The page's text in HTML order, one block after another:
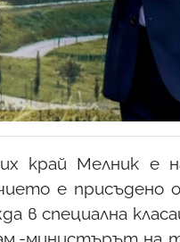
край Мелник е
е присъдено
в специална